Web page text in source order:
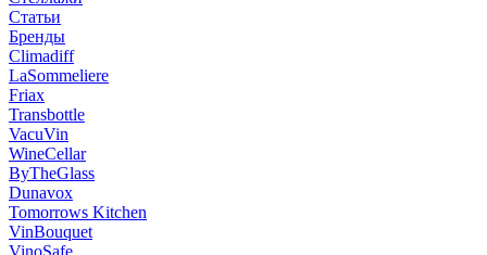
Статьи
Бренды
Climadiff
LaSommeliere
Friax
Transbottle
VacuVin
WineCellar
ByTheGlass
Dunavox
Tomorrows Kitchen
VinBouquet
VinoSafe